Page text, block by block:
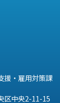
・雇用対策課
区中央2-11-15